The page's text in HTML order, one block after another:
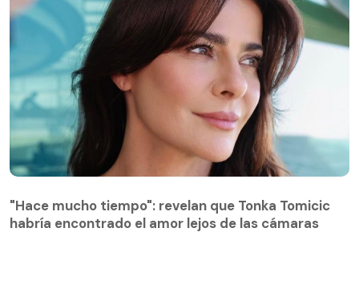
"Hace mucho tiempo": revelan que Tonka Tomicic
habría encontrado el amor lejos de las cámaras